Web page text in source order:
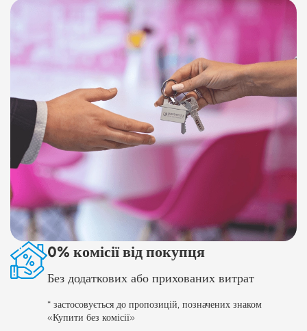
0% комісії від покупця
Без додаткових або прихованих витрат
* застосовується до пропозицій, позначених знаком
«Купити без комісії»